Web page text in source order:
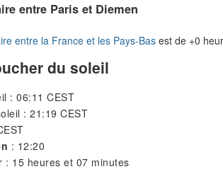
entre Paris et Diemen
entre la France et les Pays-Bas est de +0
du soleil
: 06:11 CEST
: 21:19 CEST
: 12:20
: 15 heures et 07 minutes